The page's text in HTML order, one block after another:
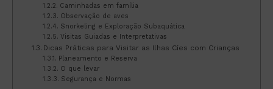
Caminhadas em família
Observação de aves
Snorkeling e Exploração Subaquática
Visitas Guiadas e Interpretativas
Dicas Práticas para Visitar as Ilhas Cíes com Crianças
Planeamento e Reserva
O que levar
Segurança e Normas